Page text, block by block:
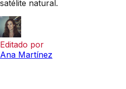
satélite natural.
Editado por
Ana Martínez